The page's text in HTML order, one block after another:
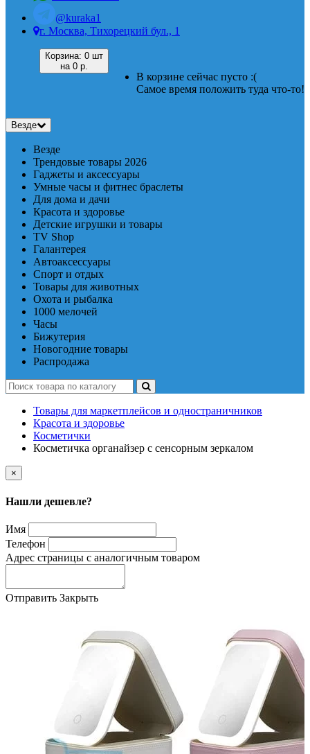
@kuraka1
г. Москва, Тихорецкий бул., 1
Корзина: 0 шт
на 0 р.
В корзине сейчас пусто :(
Самое время положить туда что-то!
Везде
Везде
Трендовые товары 2026
Гаджеты и аксессуары
Умные часы и фитнес браслеты
Для дома и дачи
Красота и здоровье
Детские игрушки и товары
TV Shop
Галантерея
Автоаксессуары
Спорт и отдых
Товары для животных
Охота и рыбалка
1000 мелочей
Часы
Бижутерия
Новогодние товары
Распродажа
Товары для маркетплейсов и одностраничников
Красота и здоровье
Косметички
Косметичка органайзер с сенсорным зеркалом
×
Нашли дешевле?
Имя
Телефон
Адрес страницы с аналогичным товаром
Отправить Закрыть